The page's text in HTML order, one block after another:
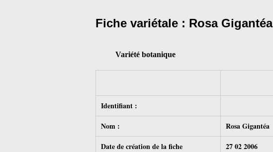
Fiche variétale : Rosa Gigantéa
Variété botanique
Identifiant :
Nom :
Rosa Gigantéa
Date de création de la fiche
27 02 2006